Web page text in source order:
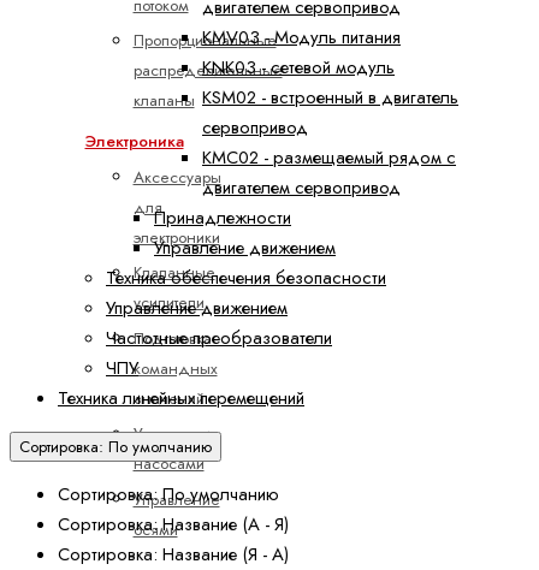
Пропорциональные
распределительные
клапаны
Электроника
Аксессуары
для
электроники
Клапанные
усилители
Подготовка
командных
значений
Управление
насосами
Управление
осями
двигателем сервопривод
KMV03 - Модуль питания
KNK03 - сетевой модуль
KSM02 - встроенный в двигатель
сервопривод
КМС02 - размещаемый рядом с
двигателем сервопривод
Принадлежности
Управление движением
Техника обеспечения безопасности
Управление движением
Частотные преобразователи
ЧПУ
Техника линейных перемещений
Сортировка: По умолчанию
Сортировка: По умолчанию
Сортировка: Название (А - Я)
Сортировка: Название (Я - А)